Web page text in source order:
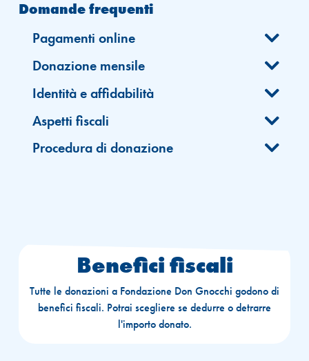
Domande frequenti
Pagamenti online
Donazione mensile
Identità e affidabilità
Aspetti fiscali
Procedura di donazione
Benefici fiscali
Tutte le donazioni a Fondazione Don Gnocchi godono di
benefici fiscali. Potrai scegliere se dedurre o detrarre
l'importo donato.